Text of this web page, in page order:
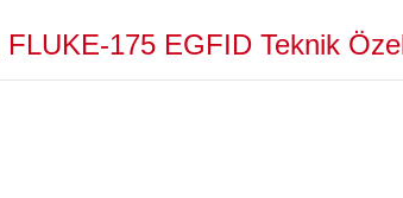
FLUKE-175 EGFIDTeknik